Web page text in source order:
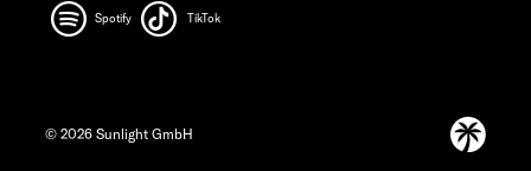
Spotify TikTok
© 2026 Sunlight GmbH